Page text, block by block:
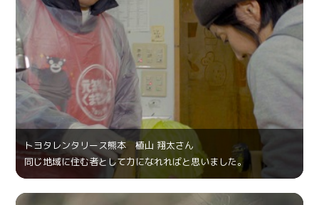
トヨタレンタリース熊本 植山 翔太さん
同じ地域に住む者として力になれればと思いました。